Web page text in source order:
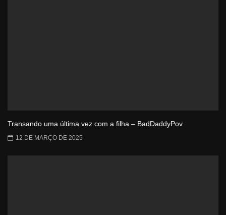
Transando uma última vez com a filha – BadDaddyPov
12 DE MARÇO DE 2025